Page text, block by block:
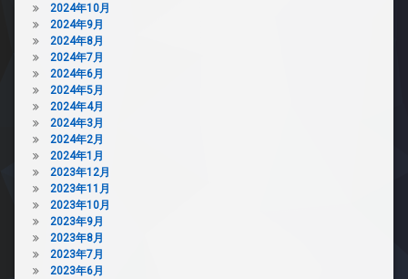
2024年10月
2024年9月
2024年8月
2024年7月
2024年6月
2024年5月
2024年4月
2024年3月
2024年2月
2024年1月
2023年12月
2023年11月
2023年10月
2023年9月
2023年8月
2023年7月
2023年6月